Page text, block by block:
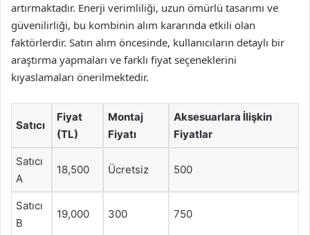
artırmaktadır. Enerji verimliliği, uzun ömürlü tasarımı ve
güvenilirliği, bu kombinin alım kararında etkili olan
faktörlerdir. Satın alım öncesinde, kullanıcıların detaylı bir
araştırma yapmaları ve farklı fiyat seçeneklerini
kıyaslamaları önerilmektedir.
Satıcı
Fiyat
(TL)
Montaj
Fiyatı
Aksesuarlara İlişkin
Fiyatlar
Satıcı
A
18,500 Ücretsiz 500
Satıcı
B
19,000 300 750